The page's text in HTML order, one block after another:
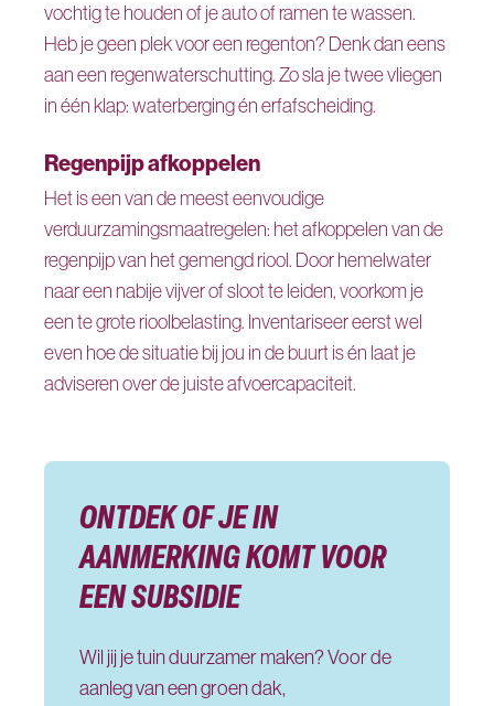
vochtig te houden of je auto of ramen te wassen.
Heb je geen plek voor een regenton? Denk dan eens
aan een regenwaterschutting. Zo sla je twee vliegen
in één klap: waterberging én erfafscheiding.
Regenpijp afkoppelen
Het is een van de meest eenvoudige
verduurzamingsmaatregelen: het afkoppelen van de
regenpijp van het gemengd riool. Door hemelwater
naar een nabije vijver of sloot te leiden, voorkom je
een te grote rioolbelasting. Inventariseer eerst wel
even hoe de situatie bij jou in de buurt is én laat je
adviseren over de juiste afvoercapaciteit.
ONTDEK OF JE IN
AANMERKING KOMT VOOR
EEN SUBSIDIE
Wil jij je tuin duurzamer maken? Voor de
aanleg van een groen dak,